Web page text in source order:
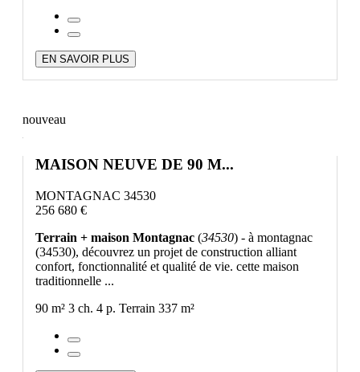
EN SAVOIR PLUS
nouveau
MAISON NEUVE DE 90 M...
MONTAGNAC 34530
256 680 €
Terrain + maison Montagnac (34530) - à montagnac
(34530), découvrez un projet de construction alliant
confort, fonctionnalité et qualité de vie. cette maison
traditionnelle ...
90 m² 3 ch. 4 p. Terrain 337 m²